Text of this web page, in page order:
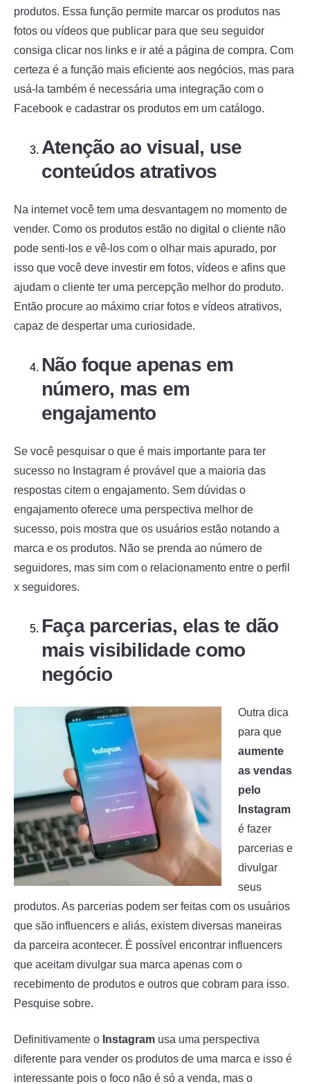
produtos. Essa função permite marcar os produtos nas
fotos ou vídeos que publicar para que seu seguidor
consiga clicar nos links e ir até a página de compra. Com
certeza é a função mais eficiente aos negócios, mas para
usá-la também é necessária uma integração com o
Facebook e cadastrar os produtos em um catálogo.
Atenção ao visual, use
conteúdos atrativos
Na internet você tem uma desvantagem no momento de
vender. Como os produtos estão no digital o cliente não
pode senti-los e vê-los com o olhar mais apurado, por
isso que você deve investir em fotos, vídeos e afins que
ajudam o cliente ter uma percepção melhor do produto.
Então procure ao máximo criar fotos e vídeos atrativos,
capaz de despertar uma curiosidade.
Não foque apenas em
número, mas em
engajamento
Se você pesquisar o que é mais importante para ter
sucesso no Instagram é provável que a maioria das
respostas citem o engajamento. Sem dúvidas o
engajamento oferece uma perspectiva melhor de
sucesso, pois mostra que os usuários estão notando a
marca e os produtos. Não se prenda ao número de
seguidores, mas sim com o relacionamento entre o perfil
x seguidores.
Faça parcerias, elas te dão
mais visibilidade como
negócio
Outra dica
para que
aumente
as vendas
pelo
Instagram
é fazer
parcerias e
divulgar
seus
produtos. As parcerias podem ser feitas com os usuários
que são influencers e aliás, existem diversas maneiras
da parceira acontecer. É possível encontrar influencers
que aceitam divulgar sua marca apenas com o
recebimento de produtos e outros que cobram para isso.
Pesquise sobre.
Definitivamente o Instagram usa uma perspectiva
diferente para vender os produtos de uma marca e isso é
interessante pois o foco não é só a venda, mas o